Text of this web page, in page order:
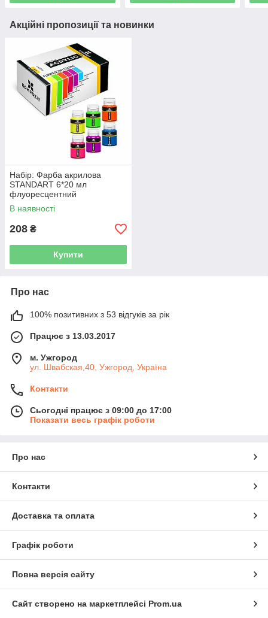
Акційні пропозиції та новинки
Набір: Фарба акрилова
STANDART 6*20 мл
флуоресцентний
(111,112,113,114,115,116)
В наявності
208 ₴
Купити
Про нас
100% позитивних з 53 відгуків за рік
Працює з 13.03.2017
м. Ужгород
ул. Швабская,40, Ужгород, Україна
Контакти
Сьогодні працює з 09:00 до 17:00
Показати весь графік роботи
Про нас
Контакти
Доставка та оплата
Графік роботи
Повна версія сайту
Сайт створено на маркетплейсі Prom.ua